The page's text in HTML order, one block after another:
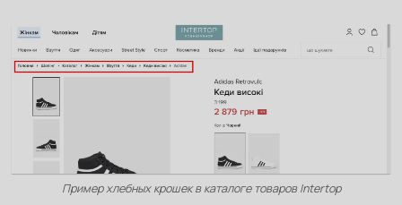
Пример хлебных крошек в каталоге товаров Intertop